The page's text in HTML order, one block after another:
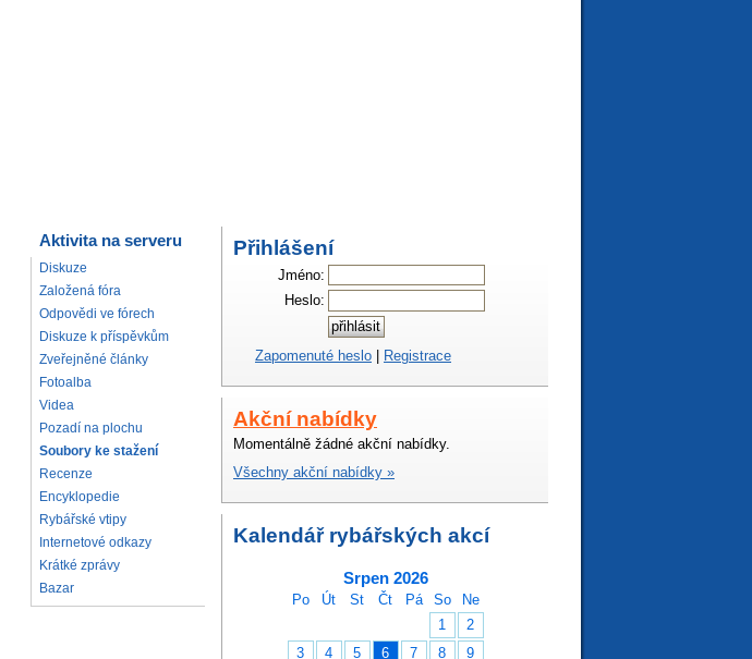
Aktivita na serveru
Diskuze
Založená fóra
Odpovědi ve fórech
Diskuze k příspěvkům
Zveřejněné články
Fotoalba
Videa
Pozadí na plochu
Soubory ke stažení
Recenze
Encyklopedie
Rybářské vtipy
Internetové odkazy
Krátké zprávy
Bazar
Přihlášení
Jméno:
Heslo:
Zapomenuté heslo | Registrace
Akční nabídky
Momentálně žádné akční nabídky.
Všechny akční nabídky »
Kalendář rybářských akcí
Srpen 2026
Po Út St Čt Pá So
Ne
1
2
3
4 5 6 7 8 9